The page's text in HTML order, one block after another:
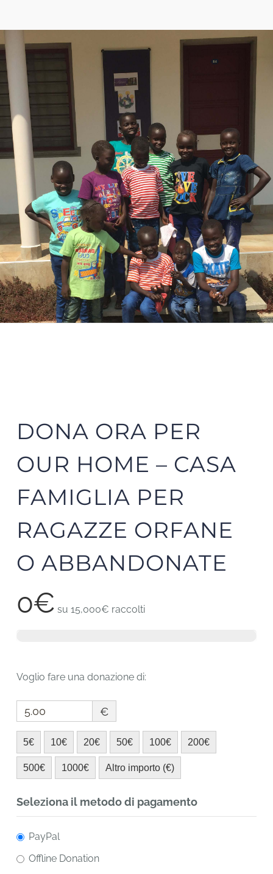
DONA ORA PER
OUR HOME – CASA
FAMIGLIA PER
RAGAZZE ORFANE
O ABBANDONATE
0€ su 15,000€ raccolti
Voglio fare una donazione di:
€
5€ 10€ 20€ 50€ 100€ 200€
500€ 1000€ Altro importo (€)
Seleziona il metodo di pagamento
PayPal
Offline Donation